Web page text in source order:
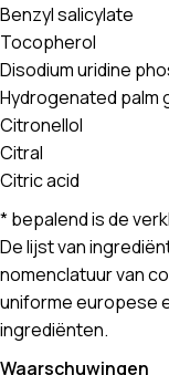
Benzyl salicylate
Tocopherol
Disodium uridine
Hydrogenated palm
Citronellol
Citral
Citric acid
* bepalend is de
De lijst van
nomenclatuur van
uniforme europese
ingrediënten.
Waarschuwingen